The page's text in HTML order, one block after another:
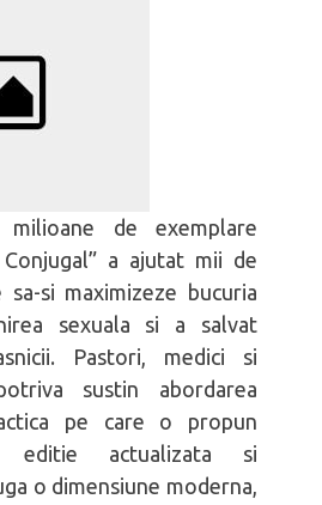
de exemplare
a ajutat mii de
si maximizeze bucuria
sexuala si a salvat
Pastori, medici si
sustin abordarea
pe care o propun
editie actualizata si
o dimensiune moderna,